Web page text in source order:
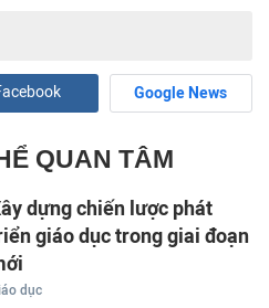
Google News
QUAN TÂM
dựng chiến lược phát
giáo dục trong giai đoạn
dục